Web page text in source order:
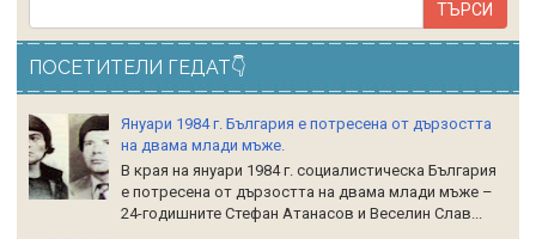
ПОСЕТИТЕЛИ ГЕДАТ👇
Януари 1984 г. България е потресена от дързостта
на двама млади мъже.
В края на януари 1984 г. социалистическа България
е потресена от дързостта на двама млади мъже –
24-годишните Стефан Атанасов и Веселин Слав...